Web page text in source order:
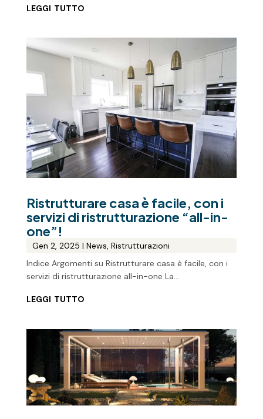
leggi tutto
Ristrutturare casa è facile, con i
servizi di ristrutturazione “all-in-
one”!
Gen 2, 2025 | News, Ristrutturazioni
Indice Argomenti su Ristrutturare casa è facile, con i
servizi di ristrutturazione all-in-one La...
leggi tutto